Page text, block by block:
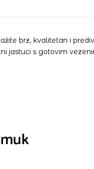
brz, kvalitetan i
jastuci s gotovim